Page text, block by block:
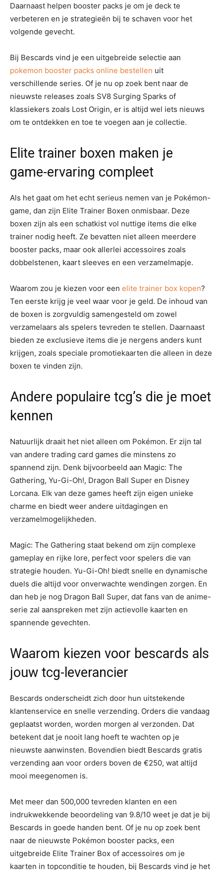
Daarnaast helpen booster packs je om je deck te
verbeteren en je strategieën bij te schaven voor het
volgende gevecht.
Bij Bescards vind je een uitgebreide selectie aan
pokemon booster packs online bestellen uit
verschillende series. Of je nu op zoek bent naar de
nieuwste releases zoals SV8 Surging Sparks of
klassiekers zoals Lost Origin, er is altijd wel iets nieuws
om te ontdekken en toe te voegen aan je collectie.
Elite trainer boxen maken je
game-ervaring compleet
Als het gaat om het echt serieus nemen van je Pokémon-
game, dan zijn Elite Trainer Boxen onmisbaar. Deze
boxen zijn als een schatkist vol nuttige items die elke
trainer nodig heeft. Ze bevatten niet alleen meerdere
booster packs, maar ook allerlei accessoires zoals
dobbelstenen, kaart sleeves en een verzamelmapje.
Waarom zou je kiezen voor een elite trainer box kopen?
Ten eerste krijg je veel waar voor je geld. De inhoud van
de boxen is zorgvuldig samengesteld om zowel
verzamelaars als spelers tevreden te stellen. Daarnaast
bieden ze exclusieve items die je nergens anders kunt
krijgen, zoals speciale promotiekaarten die alleen in deze
boxen te vinden zijn.
Andere populaire tcg’s die je moet
kennen
Natuurlijk draait het niet alleen om Pokémon. Er zijn tal
van andere trading card games die minstens zo
spannend zijn. Denk bijvoorbeeld aan Magic: The
Gathering, Yu-Gi-Oh!, Dragon Ball Super en Disney
Lorcana. Elk van deze games heeft zijn eigen unieke
charme en biedt weer andere uitdagingen en
verzamelmogelijkheden.
Magic: The Gathering staat bekend om zijn complexe
gameplay en rijke lore, perfect voor spelers die van
strategie houden. Yu-Gi-Oh! biedt snelle en dynamische
duels die altijd voor onverwachte wendingen zorgen. En
dan heb je nog Dragon Ball Super, dat fans van de anime-
serie zal aanspreken met zijn actievolle kaarten en
spannende gevechten.
Waarom kiezen voor bescards als
jouw tcg-leverancier
Bescards onderscheidt zich door hun uitstekende
klantenservice en snelle verzending. Orders die vandaag
geplaatst worden, worden morgen al verzonden. Dat
betekent dat je nooit lang hoeft te wachten op je
nieuwste aanwinsten. Bovendien biedt Bescards gratis
verzending aan voor orders boven de €250, wat altijd
mooi meegenomen is.
Met meer dan 500,000 tevreden klanten en een
indrukwekkende beoordeling van 9.8/10 weet je dat je bij
Bescards in goede handen bent. Of je nu op zoek bent
naar de nieuwste Pokémon booster packs, een
uitgebreide Elite Trainer Box of accessoires om je
kaarten in topconditie te houden, bij Bescards vind je het